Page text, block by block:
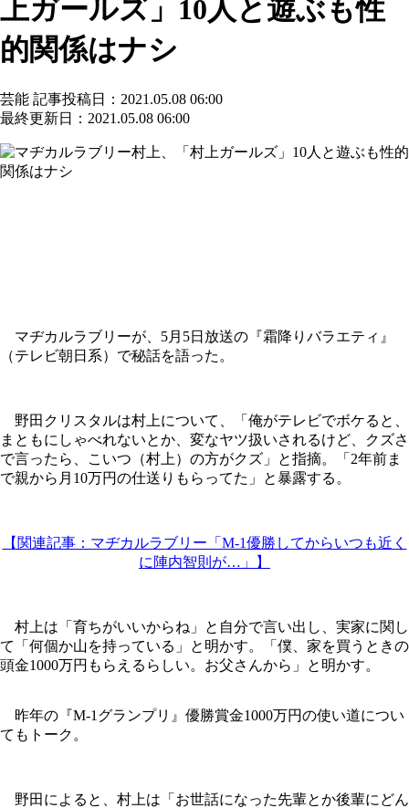
上ガールズ」10人と遊ぶも性
的関係はナシ
芸能 記事投稿日：2021.05.08 06:00
最終更新日：2021.05.08 06:00
マヂカルラブリーが、5月5日放送の『霜降りバラエティ』
（テレビ朝日系）で秘話を語った。
野田クリスタルは村上について、「俺がテレビでボケると、
まともにしゃべれないとか、変なヤツ扱いされるけど、クズさ
で言ったら、こいつ（村上）の方がクズ」と指摘。「2年前ま
で親から月10万円の仕送りもらってた」と暴露する。
【関連記事：マヂカルラブリー「M-1優勝してからいつも近く
に陣内智則が…」】
村上は「育ちがいいからね」と自分で言い出し、実家に関し
て「何個か山を持っている」と明かす。「僕、家を買うときの
頭金1000万円もらえるらしい。お父さんから」と明かす。
昨年の『M-1グランプリ』優勝賞金1000万円の使い道につい
てもトーク。
野田によると、村上は「お世話になった先輩とか後輩にどん